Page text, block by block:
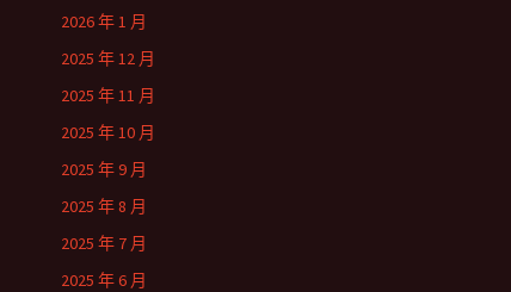
2026 年 1 月
2025 年 12 月
2025 年 11 月
2025 年 10 月
2025 年 9 月
2025 年 8 月
2025 年 7 月
2025 年 6 月